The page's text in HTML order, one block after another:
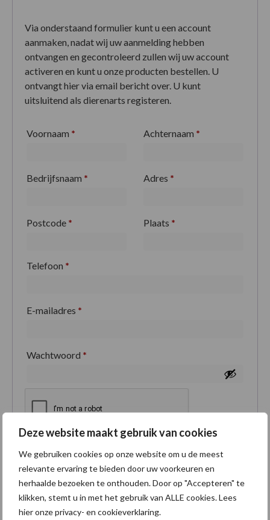
Deze website maakt gebruik van cookies
We gebruiken cookies op onze website om u de meest
relevante ervaring te bieden door uw voorkeuren en
herhaalde bezoeken te onthouden. Door op "Accepteren" te
klikken, stemt u in met het gebruik van ALLE cookies. Lees
hier onze privacy- en cookieverklaring.
Via onderstaand formulier kunt u een account
aanmaken, nadat wij uw aanmelding hebben
ontvangen en gecontroleerd zullen wij uw account
activeren en kunt u onze producten bestellen. U
ontvangt hier via email bericht over. U kunt
uitsluitend als dierenarts registeren.
Voornaam * Achternaam *
Bedrijfsnaam * Adres *
Postcode * Plaats *
Telefoon *
E-mailadres *
Wachtwoord *
Je persoonlijke gegevens worden gebruikt om je
ervaring op deze site te ondersteunen, om toegang
tot je account te beheren en voor andere doeleinden
zoals omschreven in onzeprivacybeleid.